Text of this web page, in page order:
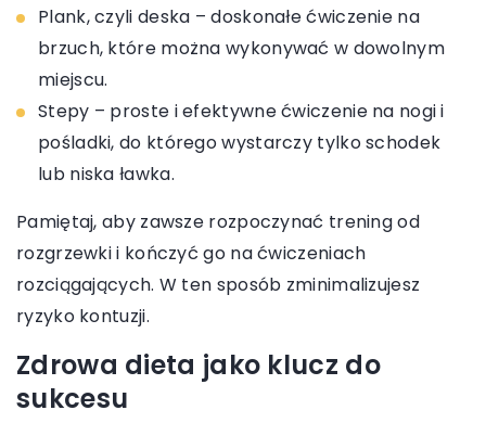
Plank, czyli deska – doskonałe ćwiczenie na
brzuch, które można wykonywać w dowolnym
miejscu.
Stepy – proste i efektywne ćwiczenie na nogi i
pośladki, do którego wystarczy tylko schodek
lub niska ławka.
Pamiętaj, aby zawsze rozpoczynać trening od
rozgrzewki i kończyć go na ćwiczeniach
rozciągających. W ten sposób zminimalizujesz
ryzyko kontuzji.
Zdrowa dieta jako klucz do
sukcesu